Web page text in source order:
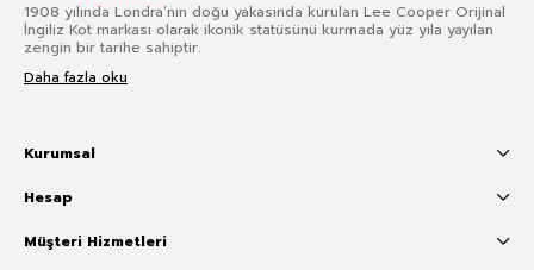
1908 yılında Londra’nın doğu yakasında kurulan Lee Cooper Orijinal
İngiliz Kot markası olarak ikonik statüsünü kurmada yüz yıla yayılan
zengin bir tarihe sahiptir.
Daha fazla oku
Kurumsal
Hesap
Müşteri Hizmetleri